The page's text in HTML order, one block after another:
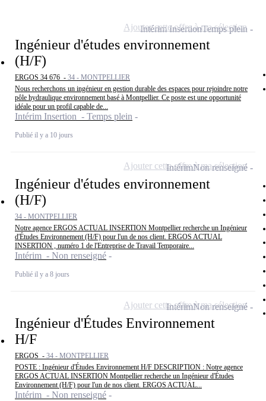
Ingénieur d'études environnement
(H/F)
ERGOS 34 676 - 34 - MONTPELLIER
Nous recherchons un ingénieur en gestion durable des espaces pour rejoindre notre
pôle hydraulique environnement basé à Montpellier. Ce poste est une opportunité
idéale pour un profil capable de...
Intérim Insertion - Temps plein
Publié il y a 10 jours
Intérim InsertionTemps plein
Ajouter cette offre à ma sélection
Ingénieur d'études environnement
(H/F)
34 - MONTPELLIER
Notre agence ERGOS ACTUAL INSERTION Montpellier recherche un Ingénieur
d'Études Environnement (H/F) pour l'un de nos client. ERGOS ACTUAL
INSERTION , numéro 1 de l'Entreprise de Travail Temporaire...
Intérim - Non renseigné
Publié il y a 8 jours
IntérimNon renseigné
Ajouter cette offre à ma sélection
Ingénieur d'Études Environnement
H/F
ERGOS - 34 - MONTPELLIER
POSTE : Ingénieur d'Études Environnement H/F DESCRIPTION : Notre agence
ERGOS ACTUAL INSERTION Montpellier recherche un Ingénieur d'Études
Environnement (H/F) pour l'un de nos client. ERGOS ACTUAL...
Intérim - Non renseigné
IntérimNon renseigné
Ajouter cette offre à ma sélection